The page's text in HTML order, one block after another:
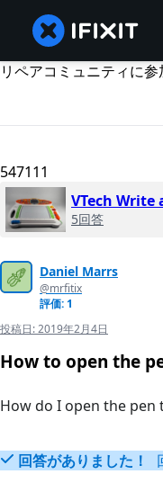
リペアコミュニティに参
547111
VTech Write
5回答
Daniel Marrs
@mrfitix
評価: 1
投稿日:2019年2月4日
How to open the
How do I open the pen
回答がありました！